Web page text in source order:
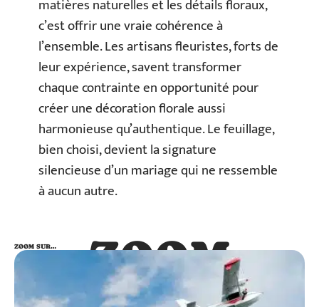
matières naturelles et les détails floraux,
c’est offrir une vraie cohérence à
l’ensemble. Les artisans fleuristes, forts de
leur expérience, savent transformer
chaque contrainte en opportunité pour
créer une décoration florale aussi
harmonieuse qu’authentique. Le feuillage,
bien choisi, devient la signature
silencieuse d’un mariage qui ne ressemble
à aucun autre.
ZOOM
SUR…
ZOOM SUR…